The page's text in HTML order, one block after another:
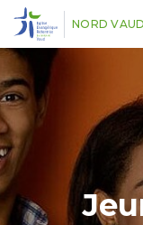
NORD
Panneau de